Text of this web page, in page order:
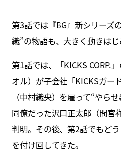
第3話では『BG』新シリーズ
織”の物語も、大きく動きはじ
第1話では、「KICKS CORP.
オル）が子会社「KICKSガー
（中村織央）を雇って“やら
同僚だった沢口正太郎（間宮
判明。その後、第2話でもど
を付け回してきた。